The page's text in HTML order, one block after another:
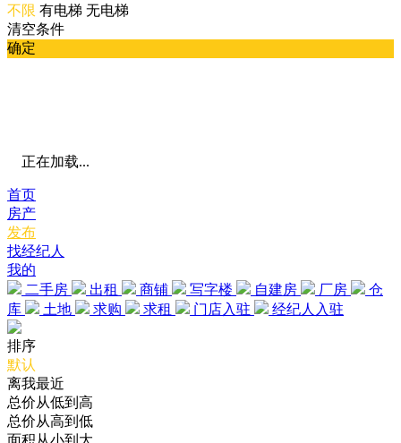
不限 有电梯 无电梯
清空条件
确定
正在加载...
首页
房产
发布
找经纪人
我的
二手房
出租 商铺 写字楼 自建房 厂房
仓
库
土地 求购 求租 门店入驻 经纪人入驻
排序
默认
离我最近
总价从低到高
总价从高到低
面积从小到大